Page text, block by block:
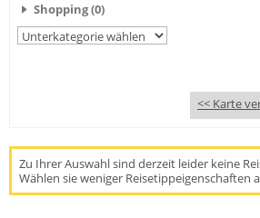
Shopping (0)
<< Karte
Zu Ihrer Auswahl sind derzeit leider keine
Wählen sie weniger Reisetippeigenschaften